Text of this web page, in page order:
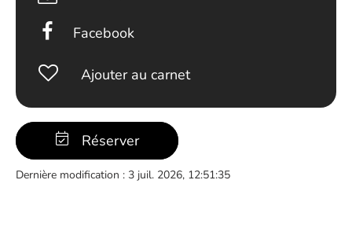
Facebook
Ajouter au carnet
Réserver
Dernière modification : 3 juil. 2026, 12:51:35